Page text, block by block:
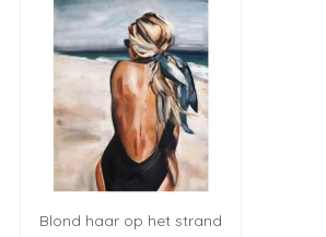
Blond haar op het strand